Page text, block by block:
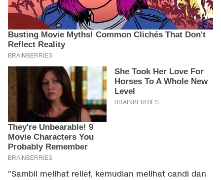
"Sambil melihat relief, kemudian melihat candi dan